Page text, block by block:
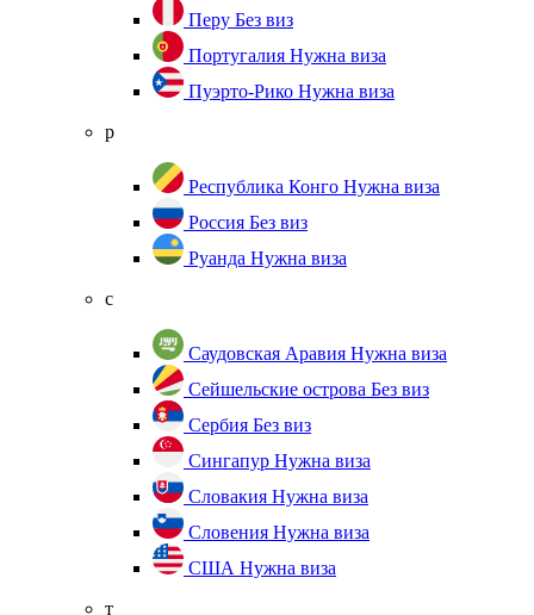
Перу Без виз
Португалия Нужна виза
Пуэрто-Рико Нужна виза
р
Республика Конго Нужна виза
Россия Без виз
Руанда Нужна виза
с
Саудовская Аравия Нужна виза
Сейшельские острова Без виз
Сербия Без виз
Сингапур Нужна виза
Словакия Нужна виза
Словения Нужна виза
США Нужна виза
т